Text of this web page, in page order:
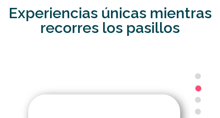
Experiencias únicas mientras
recorres los pasillos